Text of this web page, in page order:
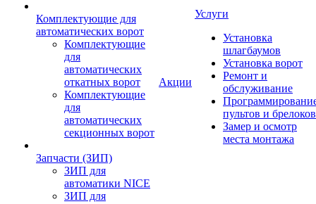
Комплектующие для
автоматических ворот
Комплектующие
для
автоматических
откатных ворот
Комплектующие
для
автоматических
секционных ворот
Запчасти (ЗИП)
ЗИП для
автоматики NICE
ЗИП для
Акции
Услуги
Установка
шлагбаумов
Установка ворот
Ремонт и
обслуживание
пультов и брелоков
Замер и осмотр
места монтажа